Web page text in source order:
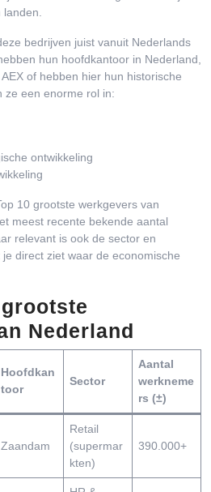
bedrijven juist vanuit Nederlands
hun hoofdkantoor in Nederland,
of hebben hier hun historische
ze een enorme rol in:
ontwikkeling
10 grootste werkgevers van
meest recente bekende aantal
relevant is ook de sector en
direct ziet waar de economische
Nederland
Hoofdkan
toor
Sector
Aantal
werkneme
rs (±)
Zaandam
Retail
(supermar
kten)
390.000+